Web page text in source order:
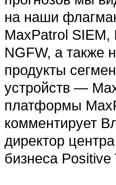
на наши
MaxPatrol SIEM,
NGFW, а также
продукты
устройств —
платформы
комментирует
директор
бизнеса